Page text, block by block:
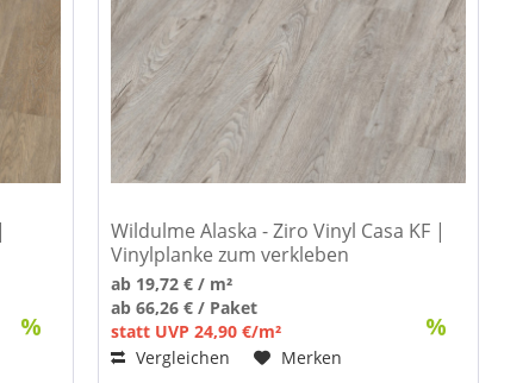
Wildulme Alaska - Ziro Vinyl Casa KF |
Vinylplanke zum verkleben
ab 19,72 € / m²
ab 66,26 € / Paket
statt UVP 24,90 €/m²
Vergleichen
Merken